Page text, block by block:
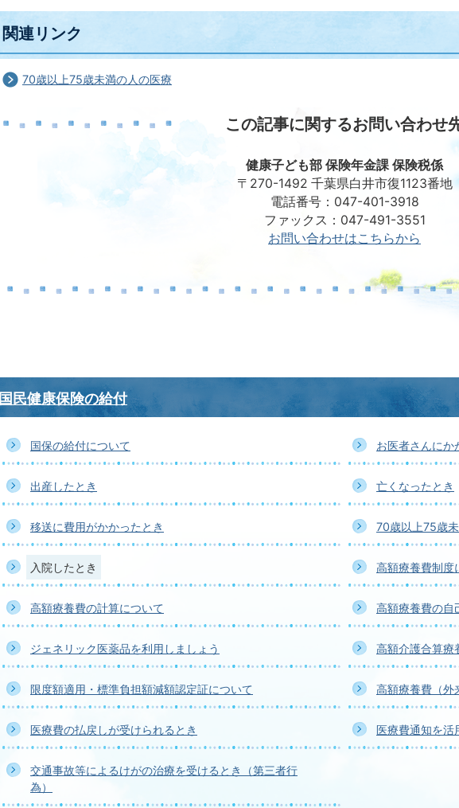
関連リンク
70歳以上75歳未満の人の医療
この記事に関するお問い合わせ
健康子ども部 保険年金課 保険税係
〒270-1492 千葉県白井市復1123番地
電話番号：047-401-3918
ファックス：047-491-3551
お問い合わせはこちらから
国民健康保険の給付
国保の給付について お医者さんにか
出産したとき 亡くなったとき
移送に費用がかかったとき 70歳以上75歳
入院したとき 高額療養費制度
高額療養費の計算について 高額療養費の自
ジェネリック医薬品を利用しましょう 高額介護合算療
限度額適用・標準負担額減額認定証について 高額療養費（外
医療費の払戻しが受けられるとき 医療費通知を活
交通事故等によるけがの治療を受けるとき（第三者行
為）